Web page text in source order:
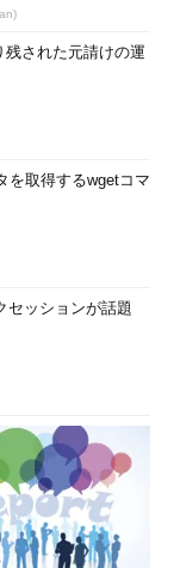
された元請けの運
を取得するwgetコマ
セッションが話題